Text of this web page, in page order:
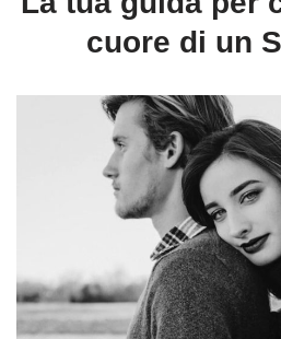
cuore di un